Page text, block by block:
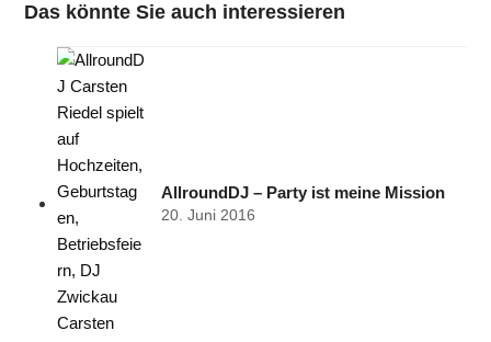
Das könnte Sie auch interessieren
AllroundDJ – Party ist meine Mission
20. Juni 2016